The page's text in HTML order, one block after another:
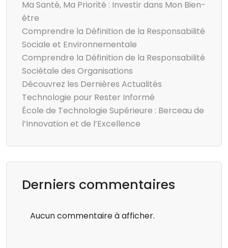
Ma Santé, Ma Priorité : Investir dans Mon Bien-
être
Comprendre la Définition de la Responsabilité
Sociale et Environnementale
Comprendre la Définition de la Responsabilité
Sociétale des Organisations
Découvrez les Dernières Actualités
Technologie pour Rester Informé
École de Technologie Supérieure : Berceau de
l’Innovation et de l’Excellence
Derniers commentaires
Aucun commentaire à afficher.